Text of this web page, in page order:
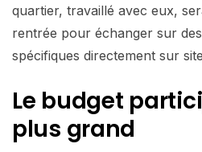
quartier, travaillé avec eux,
rentrée pour échanger sur
spécifiques directement sur
Le budget
plus grand